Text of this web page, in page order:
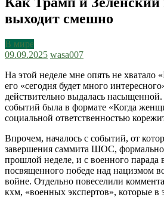
выходит смешно
В мире
09.09.2025 wasa007
На этой неделе мне опять не хватало
его «сегодня будет много
действительно выдалась насыщенной.
событий была в формате «Когда
социальной ответственностью
Впрочем, началось с событий, от
завершения саммита ШОС, формально
прошлой неделе, и с военного парада
посвященного победе над нацизмом
войне. Отдельно повеселили
кхм, «военных экспертов», которые